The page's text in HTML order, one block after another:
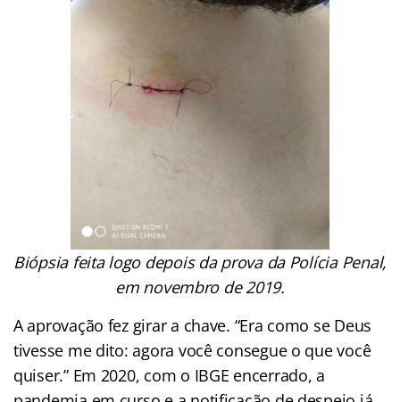
Biópsia feita logo depois da prova da Polícia Penal,
em novembro de 2019.
A aprovação fez girar a chave. “Era como se Deus
tivesse me dito: agora você consegue o que você
quiser.” Em 2020, com o IBGE encerrado, a